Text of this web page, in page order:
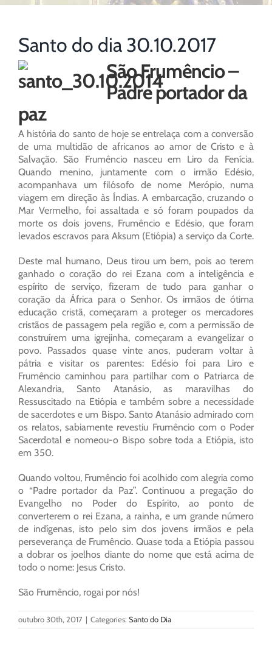
Santo do dia 30.10.2017
São Frumêncio –
Padre portador da
paz
A história do santo de hoje se entrelaça com a conversão
de uma multidão de africanos ao amor de Cristo e à
Salvação. São Frumêncio nasceu em Liro da Fenícia.
Quando menino, juntamente com o irmão Edésio,
acompanhava um filósofo de nome Merópio, numa
viagem em direção às Índias. A embarcação, cruzando o
Mar Vermelho, foi assaltada e só foram poupados da
morte os dois jovens, Frumêncio e Edésio, que foram
levados escravos para Aksum (Etiópia) a serviço da Corte.
Deste mal humano, Deus tirou um bem, pois ao terem
ganhado o coração do rei Ezana com a inteligência e
espírito de serviço, fizeram de tudo para ganhar o
coração da África para o Senhor. Os irmãos de ótima
educação cristã, começaram a proteger os mercadores
cristãos de passagem pela região e, com a permissão de
construírem uma igrejinha, começaram a evangelizar o
povo. Passados quase vinte anos, puderam voltar à
pátria e visitar os parentes: Edésio foi para Liro e
Frumêncio caminhou para partilhar com o Patriarca de
Alexandria, Santo Atanásio, as maravilhas do
Ressuscitado na Etiópia e também sobre a necessidade
de sacerdotes e um Bispo. Santo Atanásio admirado com
os relatos, sabiamente revestiu Frumêncio com o Poder
Sacerdotal e nomeou-o Bispo sobre toda a Etiópia, isto
em 350.
Quando voltou, Frumêncio foi acolhido com alegria como
o “Padre portador da Paz”. Continuou a pregação do
Evangelho no Poder do Espírito, ao ponto de
converterem o rei Ezana, a rainha, e um grande número
de indígenas, isto pelo sim dos jovens irmãos e pela
perseverança de Frumêncio. Quase toda a Etiópia passou
a dobrar os joelhos diante do nome que está acima de
todo o nome: Jesus Cristo.
São Frumêncio, rogai por nós!
outubro 30th, 2017 | Categories: Santo do Dia